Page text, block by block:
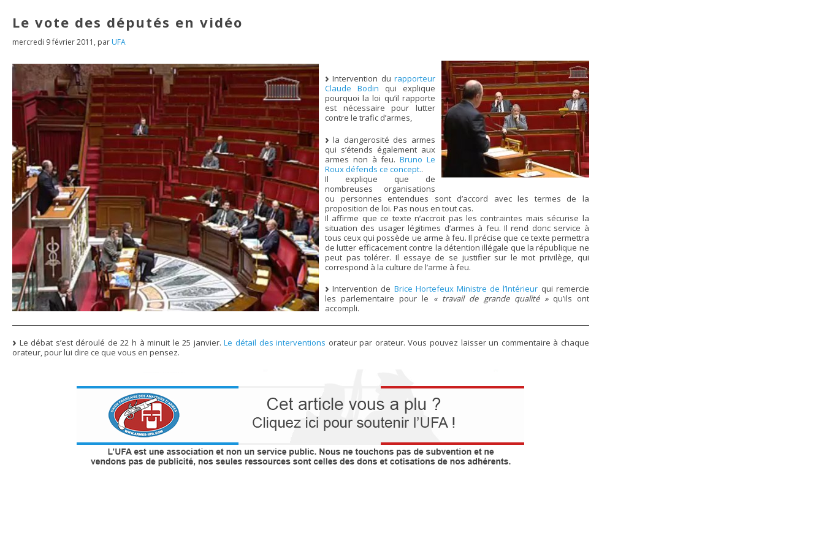
Le vote des députés en vidéo
mercredi 9 février 2011 , par UFA
Intervention du rapporteur
Claude Bodin qui explique
pourquoi la loi qu’il rapporte
est nécessaire pour lutter
contre le trafic d’armes,
la dangerosité des armes
qui s’étends également aux
armes non à feu.Bruno Le
Roux défends ce concept..
Il explique que de
nombreuses organisations
ou personnes entendues sont d’accord avec les termes de la
proposition de loi. Pas nous en tout cas.
Il affirme que ce texte n’accroit pas les contraintes mais sécurise la
situation des usager légitimes d’armes à feu. Il rend donc service à
tous ceux qui possède ue arme à feu. Il précise que ce texte permettra
de lutter efficacement contre la détention illégale que la république ne
peut pas tolérer. Il essaye de se justifier sur le mot privilège, qui
correspond à la culture de l’arme à feu.
Intervention de Brice Hortefeux Ministre de l’Intérieur qui remercie
les parlementaire pour le « travail de grande qualité »qu’ils ont
accompli.
Le débat s’est déroulé de 22 h à minuit le 25 janvier.Le détail des interventions orateur par orateur. Vous pouvez laisser un commentaire à chaque
orateur, pour lui dire ce que vous en pensez.